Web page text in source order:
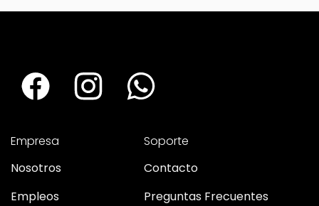
Empresa
Nosotros
Empleos
Soporte
Contacto
Preguntas Frecuentes